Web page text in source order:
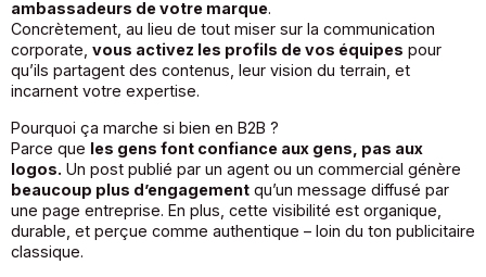
ambassadeurs de votre marque.
Concrètement, au lieu de tout miser sur la communication
corporate, vous activez les profils de vos équipes pour
qu’ils partagent des contenus, leur vision du terrain, et
incarnent votre expertise.
Pourquoi ça marche si bien en B2B ?
Parce que les gens font confiance aux gens, pas aux
logos. Un post publié par un agent ou un commercial génère
beaucoup plus d’engagement qu’un message diffusé par
une page entreprise. En plus, cette visibilité est organique,
durable, et perçue comme authentique – loin du ton publicitaire
classique.